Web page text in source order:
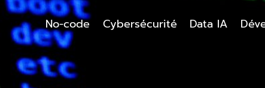
No-code Cybersécurité Data IA